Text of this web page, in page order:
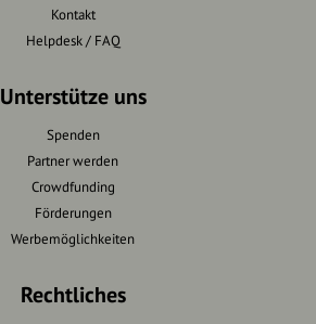
Kontakt
Helpdesk / FAQ
Unterstütze uns
Spenden
Partner werden
Crowdfunding
Förderungen
Werbemöglichkeiten
Rechtliches